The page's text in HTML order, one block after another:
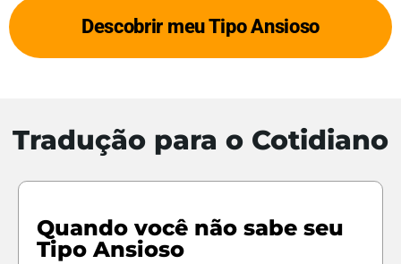
Descobrir meu Tipo Ansioso
Tradução para o Cotidiano
Quando você não sabe seu
Tipo Ansioso